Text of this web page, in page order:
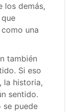
los demás,
una
también
Si eso
la historia,
sentido.
se puede